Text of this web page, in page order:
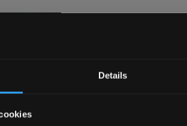
Details
Bam! 5%